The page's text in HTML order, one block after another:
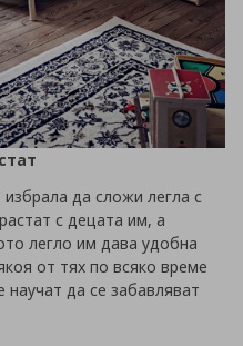
да сложи легла с
с децата им, а
легло им дава удобна
от тях по всяко време
да се забавляват